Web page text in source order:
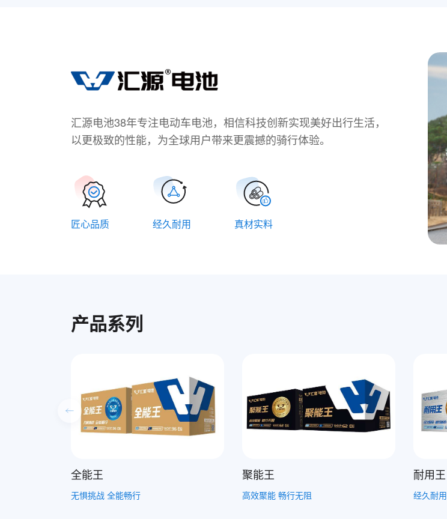
汇源电池38年专注电动车电池，相信科技创新实现美好出行生活，
以更极致的性能，为全球用户带来更震撼的骑行体验。
匠心品质 经久耐用 真材实料
产品系列
聚能王
高效聚能 畅行无阻
耐用王
经久耐用 省钱省心
远行王
长效续